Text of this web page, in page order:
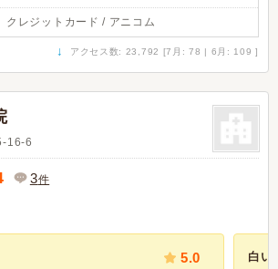
クレジットカード / アニコム
↓ アクセス数: 23,792 [7月: 78 | 6月: 109 ]
16-6
3件
5.0 白い